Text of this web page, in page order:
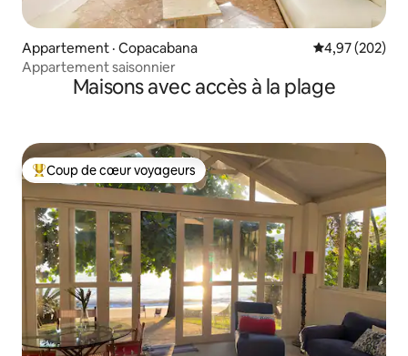
Appartement · Copacabana Note
4,97 (202)
Appartement saisonnier
Maisons avec accès à la plage
Coup de cœur voyageurs parmi les plus aimés
Coup de cœur voyageurs